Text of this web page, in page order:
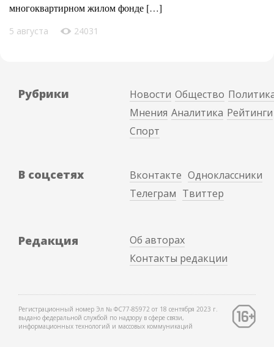
многоквартирном жилом фонде […]
5 августа 24031
Рубрики Новости Общество
Мнения Аналитика Рейтинги
Спорт
В соцсетях Вконтакте Одноклассники
Телеграм Твиттер
Редакция
Об авторах
Контакты редакции
Регистрационный номер Эл № ФС77-85972 от 18 сентября 2023 г.
выдано федеральной службой по надзору в сфере связи,
информационных технологий и массовых коммуникаций